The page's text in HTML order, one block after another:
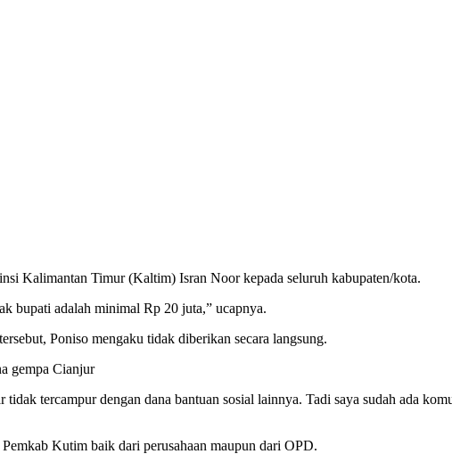
Kalimantan Timur (Kaltim) Isran Noor kepada seluruh kabupaten/kota.
bupati adalah minimal Rp 20 juta,” ucapnya.
Poniso mengaku tidak diberikan secara langsung.
gempa Cianjur
tercampur dengan dana bantuan sosial lainnya. Tadi saya sudah ada
Kutim baik dari perusahaan maupun dari OPD.